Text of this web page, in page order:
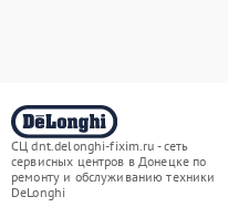
СЦ dnt.delonghi-fixim.ru - сеть
сервисных центров в Донецке по
ремонту и обслуживанию техники
DeLonghi